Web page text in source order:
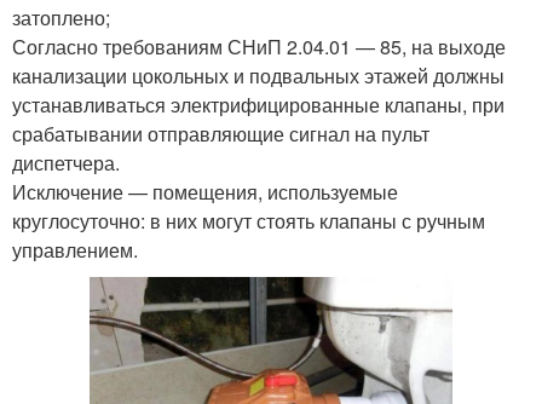
затоплено;
Согласно требованиям СНиП 2.04.01 — 85, на выходе
канализации цокольных и подвальных этажей должны
устанавливаться электрифицированные клапаны, при
срабатывании отправляющие сигнал на пульт
диспетчера.
Исключение — помещения, используемые
круглосуточно: в них могут стоять клапаны с ручным
управлением.